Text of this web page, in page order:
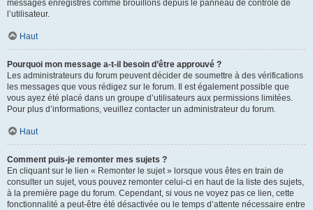
messages enregistrés comme brouillons depuis le panneau de contrôle de
l’utilisateur.
Haut
Pourquoi mon message a-t-il besoin d’être approuvé ?
Les administrateurs du forum peuvent décider de soumettre à des vérifications
les messages que vous rédigez sur le forum. Il est également possible que
vous ayez été placé dans un groupe d’utilisateurs aux permissions limitées.
Pour plus d’informations, veuillez contacter un administrateur du forum.
Haut
Comment puis-je remonter mes sujets ?
En cliquant sur le lien « Remonter le sujet » lorsque vous êtes en train de
consulter un sujet, vous pouvez remonter celui-ci en haut de la liste des sujets,
à la première page du forum. Cependant, si vous ne voyez pas ce lien, cette
fonctionnalité a peut-être été désactivée ou le temps d’attente nécessaire entre